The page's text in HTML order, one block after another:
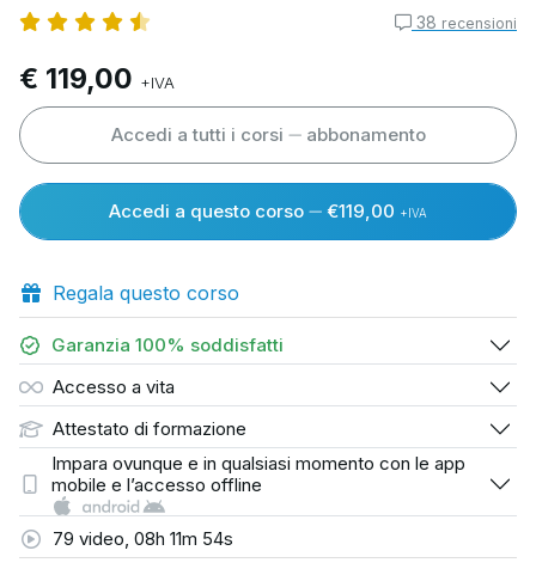
38 recensioni
€ 119,00 +IVA
Accedi a tutti i corsi abbonamento
Accedi a questo corso €119,00 +IVA
Regala questo corso
Garanzia 100% soddisfatti
Accesso a vita
Attestato di formazione
Impara ovunque e in qualsiasi momento con le app
mobile e l’accesso offline
79 video, 08h 11m 54s